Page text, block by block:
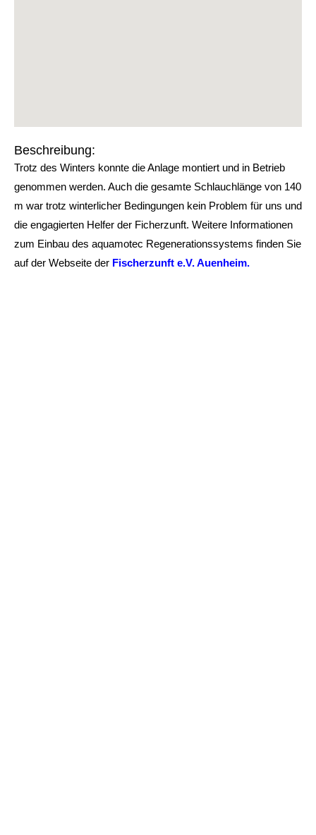
Beschreibung:
Trotz des Winters konnte die Anlage montiert und in Betrieb
genommen werden. Auch die gesamte Schlauchlänge von 140
m war trotz winterlicher Bedingungen kein Problem für uns und
die engagierten Helfer der Ficherzunft. Weitere Informationen
zum Einbau des aquamotec Regenerationssystems finden Sie
auf der Webseite der Fischerzunft e.V. Auenheim.